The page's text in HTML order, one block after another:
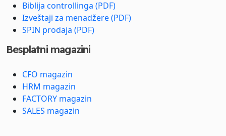
Biblija controllinga (PDF)
Izveštaji za menadžere (PDF)
SPIN prodaja (PDF)
Besplatni magazini
CFO magazin
HRM magazin
FACTORY magazin
SALES magazin